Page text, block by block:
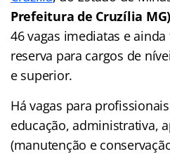
Prefeitura de Cruzília MG)
46 vagas imediatas e
reserva para cargos de
e superior.
Há vagas para
educação, administrativa,
(manutenção e